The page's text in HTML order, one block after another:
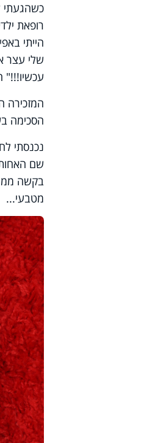
כשהגעתי
רופאת
הייתי
שלי עצר
עכשיו!!!"
המזכירה
הסכימה
נכנסתי
שם
מטבעי...